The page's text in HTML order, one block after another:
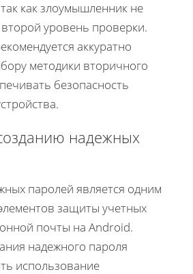
как злоумышленник не
уровень проверки.
аккуратно
методики вторичного
безопасность
надежных
паролей является одним
защиты учетных
почты на Android.
надежного пароля
использование